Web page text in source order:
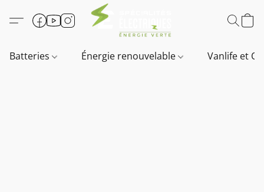
Batteries Énergie renouvelable Vanlife et